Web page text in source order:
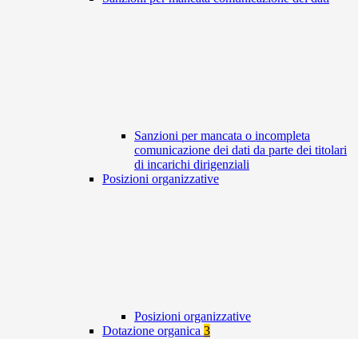
Sanzioni per mancata o incompleta
comunicazione dei dati da parte dei titolari
di incarichi dirigenziali
Posizioni organizzative
Posizioni organizzative
Dotazione organica 3